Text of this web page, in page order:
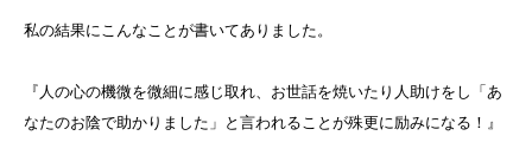
私の結果にこんなことが書いてありました。
『人の心の機微を微細に感じ取れ、お世話を焼いたり人助けをし「あ
なたのお陰で助かりました」と言われることが殊更に励みになる！』